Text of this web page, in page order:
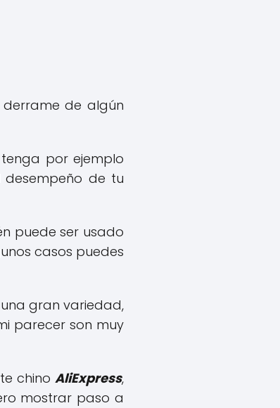
de algún
por ejemplo
desempeño de tu
puede ser usado
casos puedes
gran variedad,
parecer son muy
chino AliExpress,
mostrar paso a